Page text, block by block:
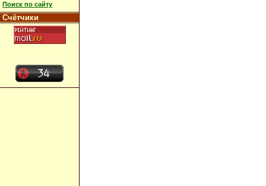
Поиск по сайту
Счётчики